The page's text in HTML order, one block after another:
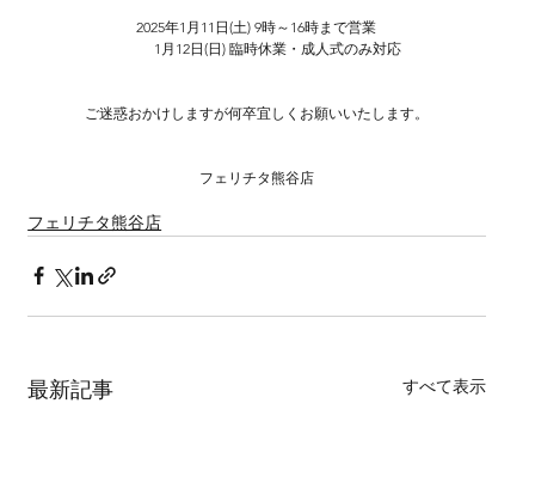
2025年1月11日(土) 9時～16時まで営業
1月12日(日) 臨時休業・成人式のみ対応
ご迷惑おかけしますが何卒宜しくお願いいたします。
フェリチタ熊谷店
フェリチタ熊谷店
最新記事 すべて表示